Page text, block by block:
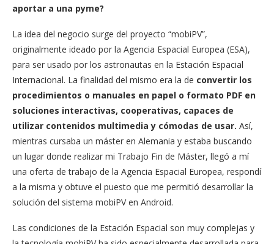
aportar a una pyme?
La idea del negocio surge del proyecto “mobiPV”,
originalmente ideado por la Agencia Espacial Europea (ESA),
para ser usado por los astronautas en la Estación Espacial
Internacional. La finalidad del mismo era la de convertir los
procedimientos o manuales en papel o formato PDF en
soluciones interactivas, cooperativas, capaces de
utilizar contenidos multimedia y cómodas de usar. Así,
mientras cursaba un máster en Alemania y estaba buscando
un lugar donde realizar mi Trabajo Fin de Máster, llegó a mí
una oferta de trabajo de la Agencia Espacial Europea, respondí
a la misma y obtuve el puesto que me permitió desarrollar la
solución del sistema mobiPV en Android.
Las condiciones de la Estación Espacial son muy complejas y